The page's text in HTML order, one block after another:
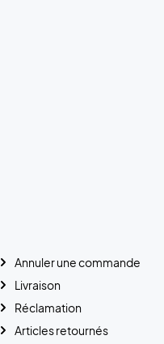
Annuler une commande
Livraison
Réclamation
Articles retournés